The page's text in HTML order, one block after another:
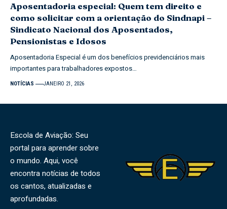
Aposentadoria especial: Quem tem direito e
como solicitar com a orientação do Sindnapi –
Sindicato Nacional dos Aposentados,
Pensionistas e Idosos
Aposentadoria Especial é um dos benefícios previdenciários mais
importantes para trabalhadores expostos…
NOTÍCIAS JANEIRO 21, 2026
Escola de Aviação: Seu
portal para aprender sobre
o mundo. Aqui, você
encontra notícias de todos
os cantos, atualizadas e
aprofundadas.